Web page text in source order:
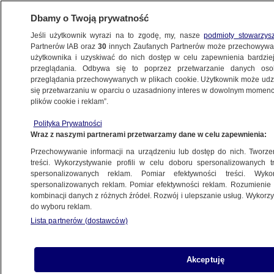
ŚWIAT
"gotowości bojowej rosyjskich wojsk
okupacyjnych" w Donbasie
23.11.2021, 14:23
Udostępnij
Dbamy o Twoją prywatność
Jeśli użytkownik wyrazi na to zgodę, my, naszepodmioty
Partnerów IAB oraz30 innych Zaufanych Partnerów może
użytkownika i uzyskiwać do nich dostęp w celu zapewnienia
przeglądania. Odbywa się to poprzez przetwarzanie danych
przeglądania przechowywanych w plikach cookie. Użytkownik może
się przetwarzaniu w oparciu o uzasadniony interes w dowolnym
plików cookie i reklam”.
Polityka Prywatności
Wraz z naszymi partnerami przetwarzamy dane w celu zapewnienia:
Przechowywanie informacji na urządzeniu lub dostęp do nich.
treści. Wykorzystywanie profili w celu doboru spersonalizowanych
spersonalizowanych reklam. Pomiar efektywności treści.
spersonalizowanych reklam. Pomiar efektywności reklam.
kombinacji danych z różnych źródeł. Rozwój i ulepszanie usług.
do wyboru reklam.
Lista partnerów (dostawców)
Akceptuję